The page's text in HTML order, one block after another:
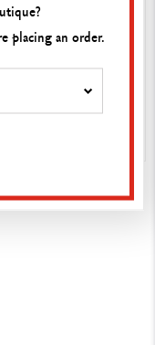
21.00 €
placing an order.